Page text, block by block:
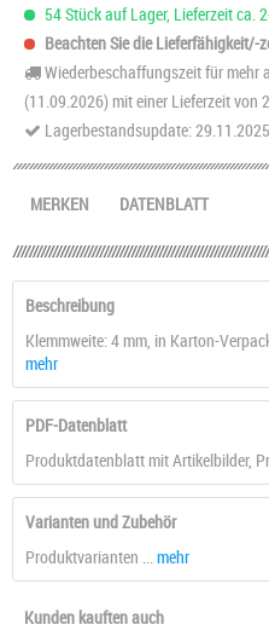
54 Stück auf Lager, Lieferzeit ca.
Beachten Sie die Lieferfähigkeit/-
Wiederbeschaffungszeit für
(11.09.2026) mit einer Lieferzeit von
Lagerbestandsupdate: 29.11.2025
DATENBLATT
MERKEN
Beschreibung
Klemmweite: 4 mm, in Karton-
mehr
PDF-Datenblatt
Produktdatenblatt mit Artikelbilder,
Varianten und Zubehör
Produktvarianten ... mehr
Kunden kauften auch